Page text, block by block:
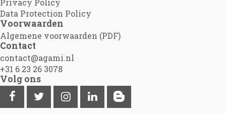
Privacy Policy
Data Protection Policy
Voorwaarden
Algemene voorwaarden (PDF)
Contact
contact@agami.nl
+31 6 23 26 3078
Volg ons